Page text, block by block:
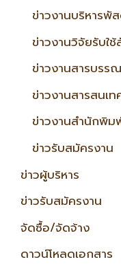
ข่าวงานบริหารพั
ข่าวงานวิจัยรับใ
ข่าวงานสารบรรณ
ข่าวงานสารสนเ
ข่าวงานสำนักพิม
ข่าวรับสมัครงาน
ข่าวผู้บริหาร
ข่าวรับสมัครงาน
จัดซื้อ/จัดจ้าง
ดาวน์โหลดเอกสาร